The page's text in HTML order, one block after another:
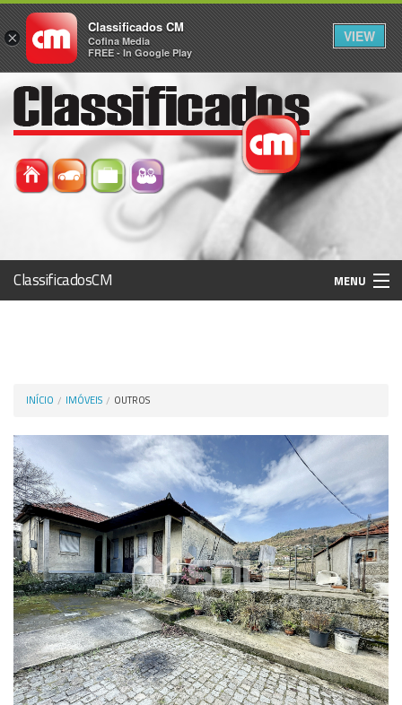
ClassificadosCM MENU
INÍCIO IMÓVEIS OUTROS
×
Classificados CM
Cofina Media
FREE - In Google Play
VIEW